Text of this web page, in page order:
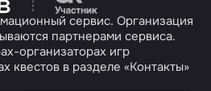
сервис. Организация
партнерами сервиса.
организаторах игр
квестов в разделе «Контакты»